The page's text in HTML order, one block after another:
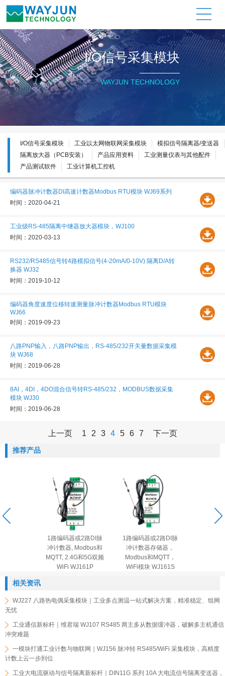
公司简介
公司证书
质量承诺
工业以太网物联网数据采集模
块
远程IO模块
工业计算机/工控机
I/O信号采集模块
工业以太网物联网采集模块
模拟信号隔离器/变送器
产品应用资料
产品测试软件
产品应用
技术文章
公司资讯
行业资讯
公司简介
公司证书
质量承诺
工业以太网物联网数据采集模
块
远程IO模块
工业计算机/工控机
I/O信号采集模块
工业以太网物联网采集模块
模拟信号隔离器/变送器
产品应用资料
产品测试软件
产品应用
技术文章
公司资讯
行业资讯
I/O信号采集模块
WAYJUN TECHNOLOGY
I/O信号采集模块 工业以太网物联网采集模块
模拟信号隔离器/变送器
隔离放大器（PCB安装）
产品应用资料
工业测量仪表与其他配件
产品测试软件
工业计算机工控机
编码器脉冲计数器DI高速计数器Modbus RTU模块 WJ69系列
时间：2020-04-21
工业级RS-485隔离中继器放大器模块，WJ100
时间：2020-03-13
RS232/RS485信号转4路模拟信号(4-20mA/0-10V) 隔离D/A转
换器 WJ32
时间：2019-10-12
编码器角度速度位移转速测量脉冲计数器Modbus RTU模块
WJ66
时间：2019-09-23
八路PNP输入，八路PNP输出，RS-485/232开关量数据采集模
块 WJ68
时间：2019-06-28
8AI，4DI，4DO混合信号转RS-485/232，MODBUS数据采集
模块 WJ30
时间：2019-06-28
上一页 1 2 3 4 5 6 7 下一页
推荐产品
1路编码器或2路DI脉
冲计数器, Modbus和
MQTT, 2.4G和5G双频
WiFi WJ161P
1路编码器或2路DI脉
冲计数器存储器，
Modbus和MQTT，
WiFi模块 WJ161S
相关资讯
WJ227 八路热电偶采集模块｜工业多点测温一站式解决方案，精准稳定、组网
无忧
工业通信新标杆｜维君瑞 WJ107 RS485 两主多从数据缓冲器，破解多主机通信
冲突难题
一模块打通工业计数与物联网｜WJ156 脉冲转 RS485/WiFi 采集模块，高精度
计数上云一步到位
工业大电流驱动与信号隔离新标杆｜DIN11G 系列 10A 大电流信号隔离变送器，